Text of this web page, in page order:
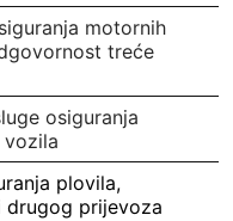
motornih
treće
osiguranja
plovila,
drugog prijevoza